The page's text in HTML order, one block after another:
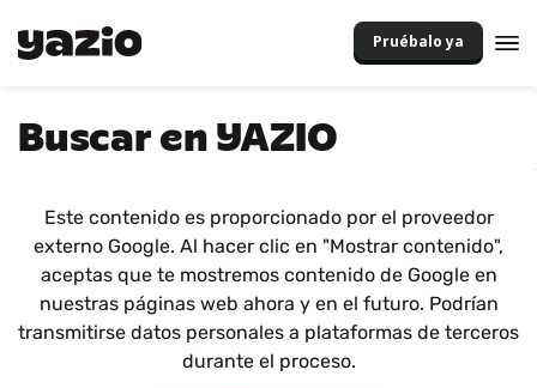
Pruébalo ya
Buscar en YAZIO
Este contenido es proporcionado por el proveedor
externo Google. Al hacer clic en "Mostrar contenido",
aceptas que te mostremos contenido de Google en
nuestras páginas web ahora y en el futuro. Podrían
transmitirse datos personales a plataformas de terceros
durante el proceso.